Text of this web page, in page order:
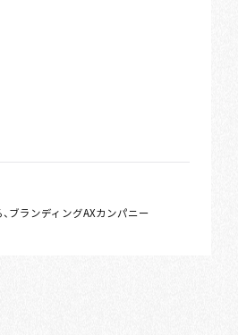
ブランディングAXカンパニー